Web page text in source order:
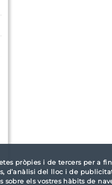
pròpies i de tercers per a
d’anàlisi del lloc i de
els vostres hàbits de